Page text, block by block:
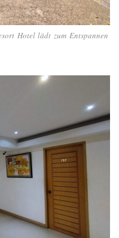
Hotel lädt zum Entspannen